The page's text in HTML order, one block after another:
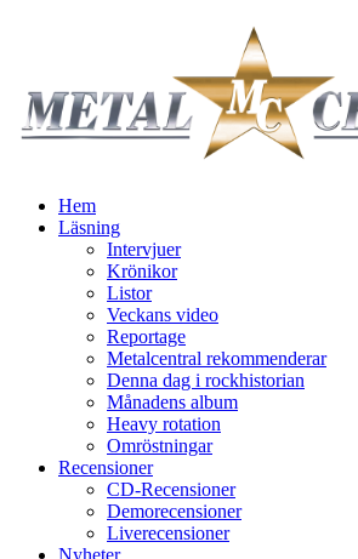
Hem
Läsning
Intervjuer
Krönikor
Listor
Veckans video
Reportage
Metalcentral rekommenderar
Denna dag i rockhistorian
Månadens album
Heavy rotation
Omröstningar
Recensioner
CD-Recensioner
Demorecensioner
Liverecensioner
Nyheter